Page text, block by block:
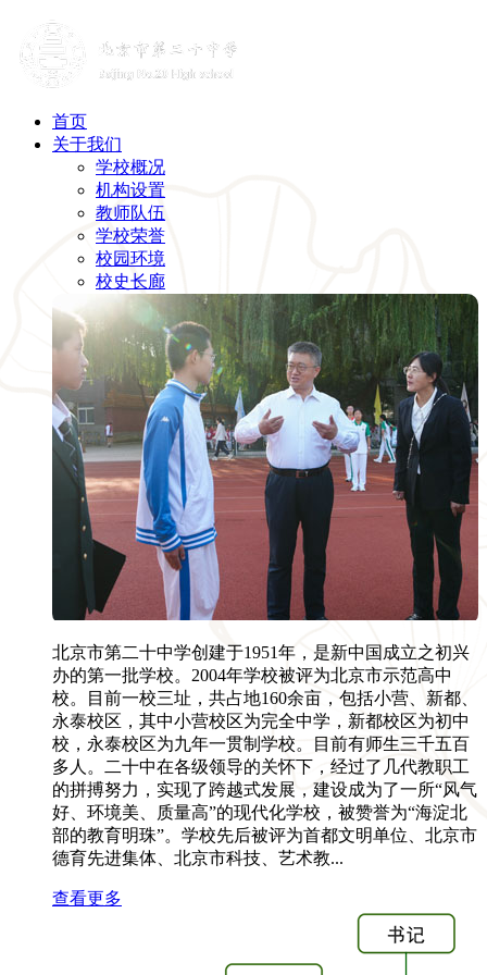
首页
关于我们
学校概况
机构设置
教师队伍
学校荣誉
校园环境
校史长廊
北京市第二十中学创建于1951年，是新中国成立之初兴
办的第一批学校。2004年学校被评为北京市示范高中
校。目前一校三址，共占地160余亩，包括小营、新都、
永泰校区，其中小营校区为完全中学，新都校区为初中
校，永泰校区为九年一贯制学校。目前有师生三千五百
多人。二十中在各级领导的关怀下，经过了几代教职工
的拼搏努力，实现了跨越式发展，建设成为了一所“风气
好、环境美、质量高”的现代化学校，被赞誉为“海淀北
部的教育明珠”。学校先后被评为首都文明单位、北京市
德育先进集体、北京市科技、艺术教...
查看更多